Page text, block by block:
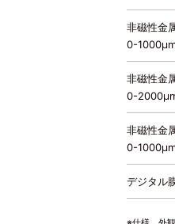
非磁性金
0-
非磁性金
0-
非磁性金
0-
デジタル